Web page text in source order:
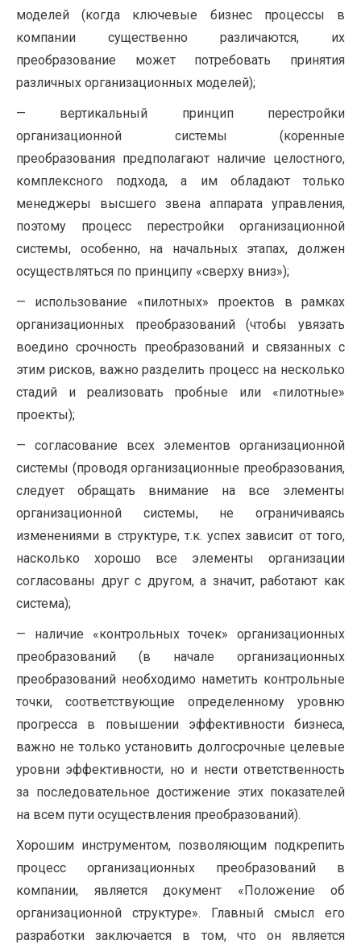
моделей (когда ключевые бизнес процессы в
компании существенно различаются, их
преобразование может потребовать принятия
различных организационных моделей);
— вертикальный принцип перестройки
организационной системы (коренные
преобразования предполагают наличие целостного,
комплексного подхода, а им обладают только
менеджеры высшего звена аппарата управления,
поэтому процесс перестройки организационной
системы, особенно, на начальных этапах, должен
осуществляться по принципу «сверху вниз»);
— использование «пилотных» проектов в рамках
организационных преобразований (чтобы увязать
воедино срочность преобразований и связанных с
этим рисков, важно разделить процесс на несколько
стадий и реализовать пробные или «пилотные»
проекты);
— согласование всех элементов организационной
системы (проводя организационные преобразования,
следует обращать внимание на все элементы
организационной системы, не ограничиваясь
изменениями в структуре, т.к. успех зависит от того,
насколько хорошо все элементы организации
согласованы друг с другом, а значит, работают как
система);
— наличие «контрольных точек» организационных
преобразований (в начале организационных
преобразований необходимо наметить контрольные
точки, соответствующие определенному уровню
прогресса в повышении эффективности бизнеса,
важно не только установить долгосрочные целевые
уровни эффективности, но и нести ответственность
за последовательное достижение этих показателей
на всем пути осуществления преобразований).
Хорошим инструментом, позволяющим подкрепить
процесс организационных преобразований в
компании, является документ «Положение об
организационной структуре». Главный смысл его
разработки заключается в том, что он является